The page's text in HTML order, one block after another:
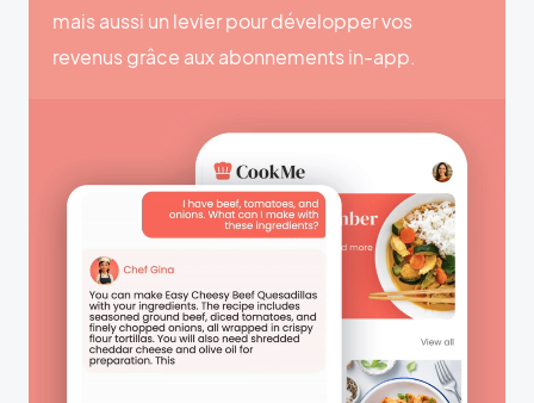
mais aussi un levier pour développer vos
revenus grâce aux abonnements in-app.